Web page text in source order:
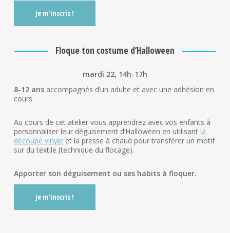
Je m'inscris !
Floque ton costume d’Halloween
mardi 22, 14h-17h
8-12 ansaccompagnés d’un adulte et avec une adhésion en
cours.
Au cours de cet atelier vous apprendrez avec vos enfants à
personnaliser leur déguisement d’Halloween en utilisant la
découpe vinyle et la presse à chaud pour transférer un motif
sur du textile (technique du flocage).
Apporter son déguisement ou ses habits à floquer.
Je m'inscris !